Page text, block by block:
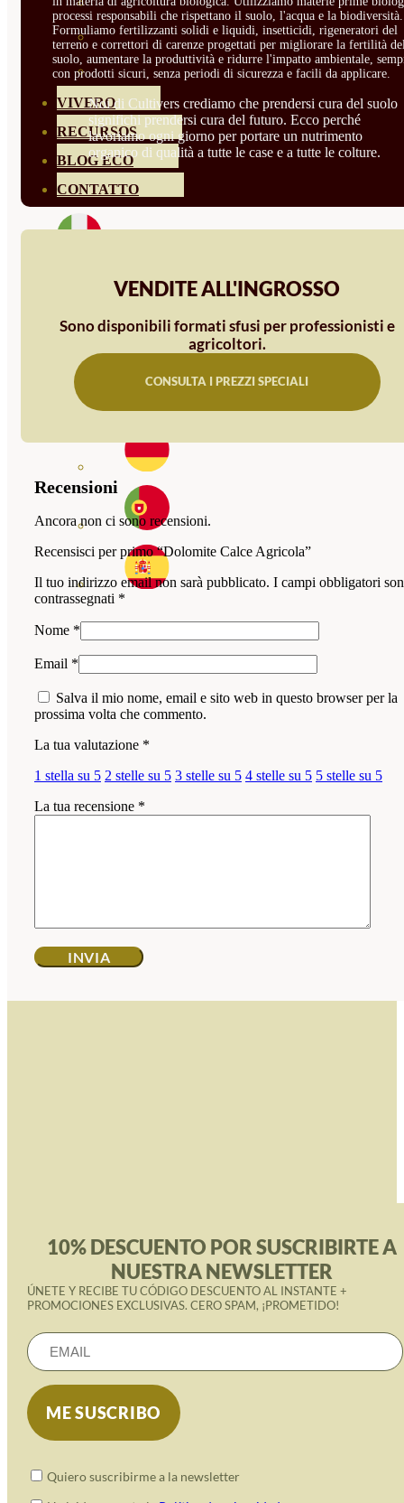
ROSALES
GERANIOS
VIVERO
RECURSOS
BLOG ECO
CONTATTO
processi responsabili che rispettano il suolo, l'acqua e la biodiversità.
Formuliamo fertilizzanti solidi e liquidi, insetticidi, rigeneratori del
terreno e correttori di carenze progettati per migliorare la fertilità
suolo, aumentare la produttività e ridurre l'impatto ambientale,
con prodotti sicuri, senza periodi di sicurezza e facili da applicare.
Noi di Cultivers crediamo che prendersi cura del suolo
significhi prendersi cura del futuro. Ecco perché
lavoriamo ogni giorno per portare un nutrimento
organico di qualità a tutte le case e a tutte le colture.
VENDITE ALL'INGROSSO
Sono disponibili formati sfusi per professionisti e
agricoltori.
CONSULTA I PREZZI SPECIALI
Recensioni
Ancora non ci sono recensioni.
Recensisci per primo “Dolomite Calce Agricola”
Il tuo indirizzo email non sarà pubblicato. I campi obbligatori
contrassegnati *
Nome *
Email *
Salva il mio nome, email e sito web in questo browser per la
prossima volta che commento.
La tua valutazione *
1 stella su 5 2 stelle su 5 3 stelle su 5 4 stelle su 5 5 stelle su 5
La tua recensione *
10% DESCUENTO POR SUSCRIBIRTE A
NUESTRA NEWSLETTER
ÚNETE Y RECIBE TU CÓDIGO DESCUENTO AL INSTANTE +
PROMOCIONES EXCLUSIVAS. CERO SPAM, ¡PROMETIDO!
Quiero suscribirme a la newsletter